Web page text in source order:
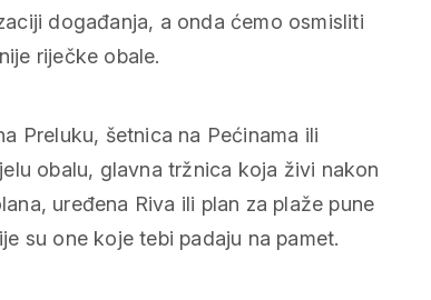
događanja, a onda ćemo osmisliti
riječke obale.
Preluku, šetnica na Pećinama ili
obalu, glavna tržnica koja živi nakon
uređena Riva ili plan za plaže pune
su one koje tebi padaju na pamet.